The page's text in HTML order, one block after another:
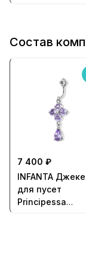
Состав
7 400 ₽
INFANTA
для пусет
Principessa